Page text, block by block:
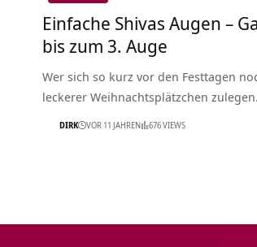
Einfache Shivas Augen –
bis zum 3. Auge
Wer sich so kurz vor den Festtagen
leckerer Weihnachtsplätzchen
DIRK VOR 11 JAHREN 676 VIEWS